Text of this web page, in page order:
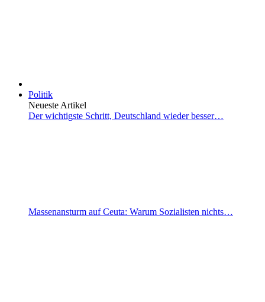
Politik
Neueste Artikel
Der wichtigste Schritt, Deutschland wieder besser…
Massenansturm auf Ceuta: Warum Sozialisten nichts…